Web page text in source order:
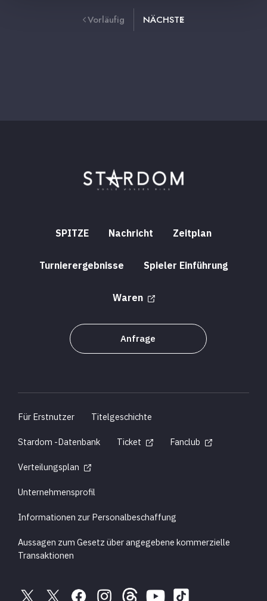
Vorläufig NÄCHSTE
SPITZE Nachricht Zeitplan
Turnierergebnisse Spieler Einführung
Waren
Anfrage
Für Erstnutzer
Titelgeschichte
Stardom -Datenbank
Ticket
Fanclub
Verteilungsplan
Unternehmensprofil
Informationen zur Personalbeschaffung
Aussagen zum Gesetz über angegebene kommerzielle
Transaktionen